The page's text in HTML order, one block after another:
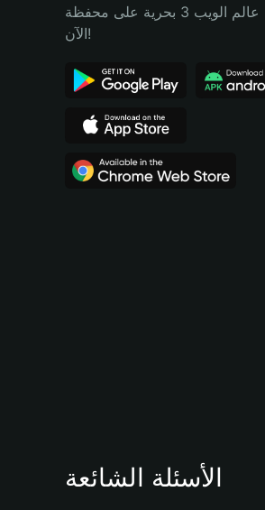
Português (Brasil)
استكشاف عالم الويب 3 بحرية على محفظة Bitget Wallet. ابدأ رحلتك
الآن!
الأسئلة الشائعة